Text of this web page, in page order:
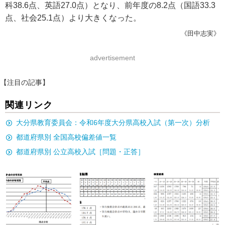
科38.6点、英語27.0点）となり、前年度の8.2点（国語33.3
点、社会25.1点）より大きくなった。
《田中志実》
advertisement
【注目の記事】
関連リンク
大分県教育委員会：令和6年度大分県高校入試（第一次）分析
都道府県別 全国高校偏差値一覧
都道府県別 公立高校入試［問題・正答］